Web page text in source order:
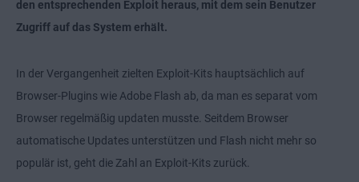
den entsprechenden Exploit heraus, mit dem sein Benutzer
Zugriff auf das System erhält.
In der Vergangenheit zielten Exploit-Kits hauptsächlich auf
Browser-Plugins wie Adobe Flash ab, da man es separat vom
Browser regelmäßig updaten musste. Seitdem Browser
automatische Updates unterstützen und Flash nicht mehr so
populär ist, geht die Zahl an Exploit-Kits zurück.